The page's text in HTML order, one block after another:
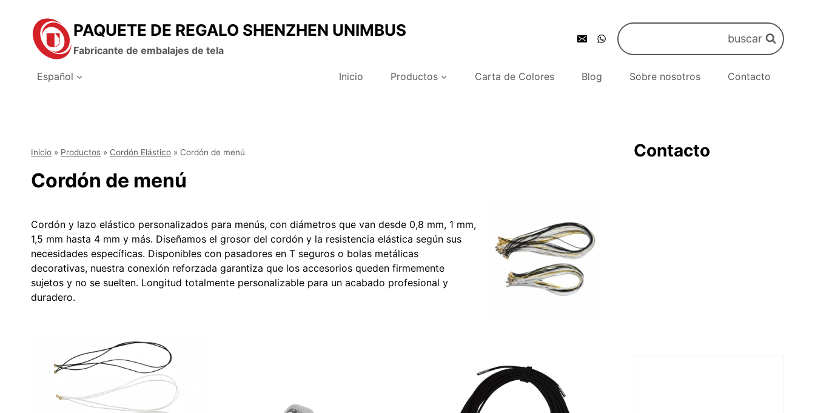
contenido
PAQUETE DE REGALO SHENZHEN UNIMBUS
Fabricante de embalajes de tela
buscar
Español Inicio Productos Carta de Colores Blog Sobre nosotros Contacto
Inicio » Productos » Cordón Elástico » Cordón de menú
Cordón de menú
Cordón y lazo elástico personalizados para menús, con diámetros que van desde 0,8 mm, 1 mm,
1,5 mm hasta 4 mm y más. Diseñamos el grosor del cordón y la resistencia elástica según sus
necesidades específicas. Disponibles con pasadores en T seguros o bolas metálicas
decorativas, nuestra conexión reforzada garantiza que los accesorios queden firmemente
sujetos y no se suelten. Longitud totalmente personalizable para un acabado profesional y
duradero.
Contacto